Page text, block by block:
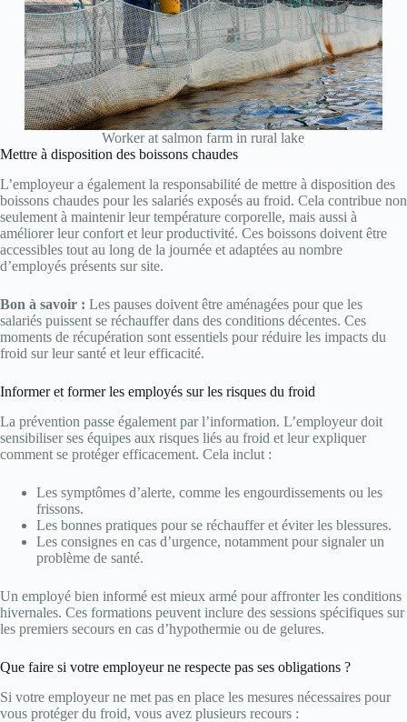
Worker at salmon farm in rural lake
Mettre à disposition des boissons chaudes
L’employeur a également la responsabilité de mettre à disposition des
boissons chaudes pour les salariés exposés au froid. Cela contribue non
seulement à maintenir leur température corporelle, mais aussi à
améliorer leur confort et leur productivité. Ces boissons doivent être
accessibles tout au long de la journée et adaptées au nombre
d’employés présents sur site.
Bon à savoir : Les pauses doivent être aménagées pour que les
salariés puissent se réchauffer dans des conditions décentes. Ces
moments de récupération sont essentiels pour réduire les impacts du
froid sur leur santé et leur efficacité.
Informer et former les employés sur les risques du froid
La prévention passe également par l’information. L’employeur doit
sensibiliser ses équipes aux risques liés au froid et leur expliquer
comment se protéger efficacement. Cela inclut :
Les symptômes d’alerte, comme les engourdissements ou les
frissons.
Les bonnes pratiques pour se réchauffer et éviter les blessures.
Les consignes en cas d’urgence, notamment pour signaler un
problème de santé.
Un employé bien informé est mieux armé pour affronter les conditions
hivernales. Ces formations peuvent inclure des sessions spécifiques sur
les premiers secours en cas d’hypothermie ou de gelures.
Que faire si votre employeur ne respecte pas ses obligations ?
Si votre employeur ne met pas en place les mesures nécessaires pour
vous protéger du froid, vous avez plusieurs recours :